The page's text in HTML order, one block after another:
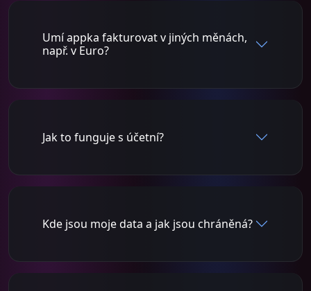
Umí appka fakturovat v jiných měnách,
např. v Euro?
Jak to funguje s účetní?
Kde jsou moje data a jak jsou chráněná?